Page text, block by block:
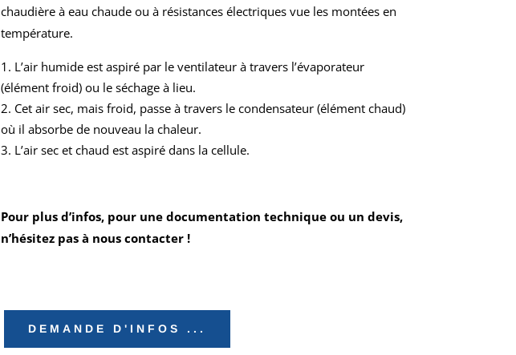
chaudière à eau chaude ou à résistances électriques vue les montées en
température.
L’air humide est aspiré par le ventilateur à travers l’évaporateur
(élément froid) ou le séchage à lieu.
Cet air sec, mais froid, passe à travers le condensateur (élément chaud)
où il absorbe de nouveau la chaleur.
L’air sec et chaud est aspiré dans la cellule.
Pour plus d’infos, pour une documentation technique ou un devis,
n’hésitez pas à nous contacter !
DEMANDE D'INFOS ...